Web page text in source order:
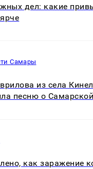
дел: какие
Самары
из села
песню о
как заражение